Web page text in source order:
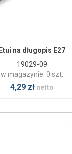
Etui na długopis E27
19029-09
w magazynie: 0 szt.
4,29 złnetto